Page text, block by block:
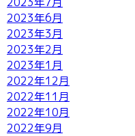
2023年6月
2023年3月
2023年2月
2023年1月
2022年12月
2022年11月
2022年10月
2022年9月